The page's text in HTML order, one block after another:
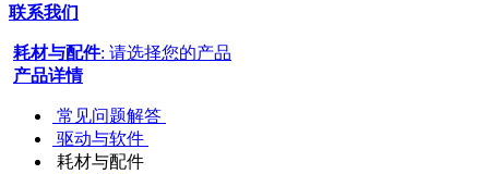
联系我们
耗材与配件: 请选择您的产品
产品详情
常见问题解答
驱动与软件
耗材与配件